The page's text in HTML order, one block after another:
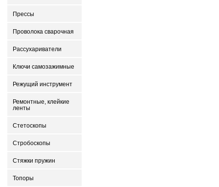
Прессы
Проволока сварочная
Рассухариватели
Ключи самозажимные
Режущий инструмент
Ремонтные, клейкие
ленты
Стетоскопы
Стробоскопы
Стяжки пружин
Топоры